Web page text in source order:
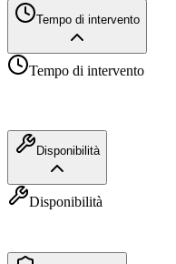
Tempo di intervento
Tempo di intervento
Idraulico
1-3 ore
Elettricista
1-2 ore
Disponibilità
Disponibilità
Idraulico